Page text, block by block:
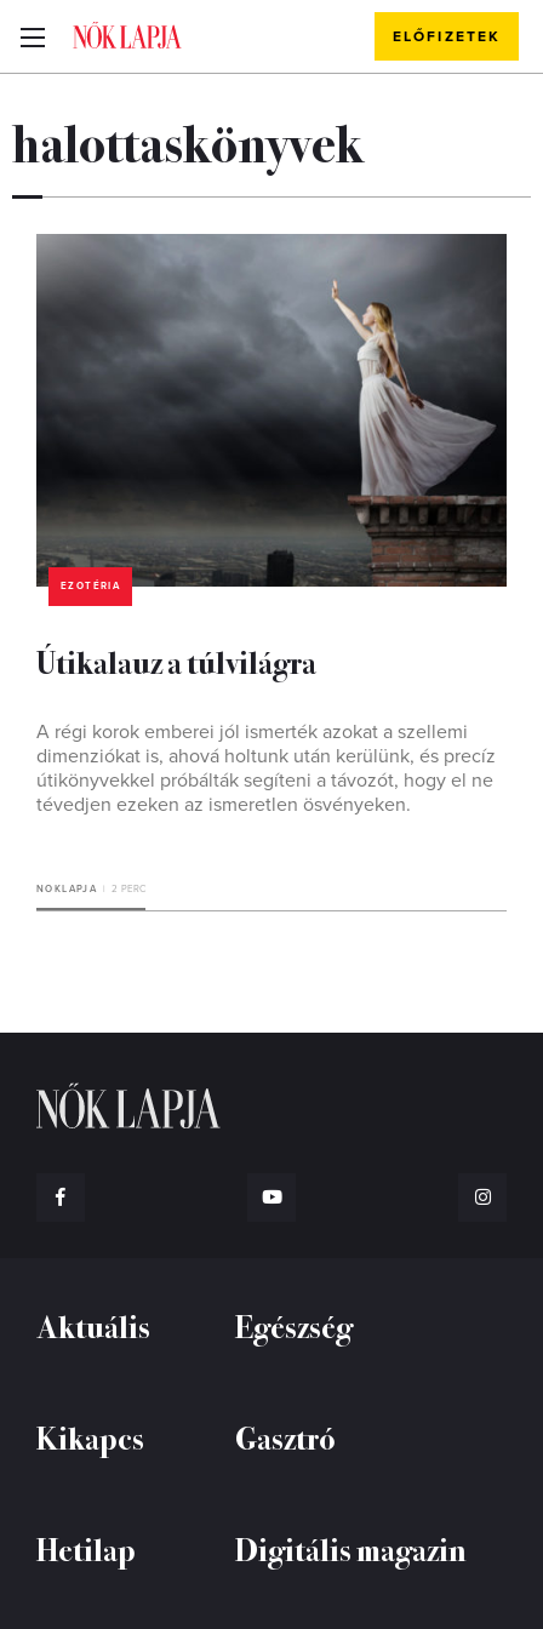
ELŐFIZETEK
halottaskönyvek
EZOTÉRIA
Útikalauz a túlvilágra
A régi korok emberei jól ismerték azokat a szellemi
dimenziókat is, ahová holtunk után kerülünk, és precíz
útikönyvekkel próbálták segíteni a távozót, hogy el ne
tévedjen ezeken az ismeretlen ösvényeken.
NOKLAPJA 2 PERC
Aktuális Egészség
Kikapcs Gasztró
Hetilap Digitális magazin